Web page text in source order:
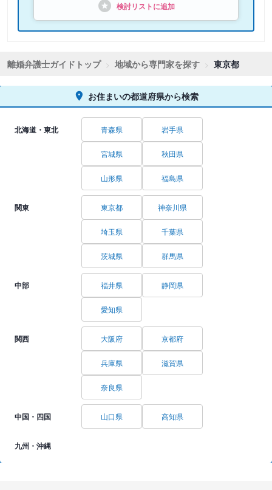
検討リストに追加
離婚弁護士ガイドトップ 地域から専門家を探す 東京都
お住まいの都道府県から検索
北海道・東北 青森県 岩手県
宮城県 秋田県
山形県 福島県
関東 東京都 神奈川県
埼玉県 千葉県
茨城県 群馬県
中部 福井県 静岡県
愛知県
関西 大阪府 京都府
兵庫県 滋賀県
奈良県
中国・四国 山口県 高知県
九州・沖縄